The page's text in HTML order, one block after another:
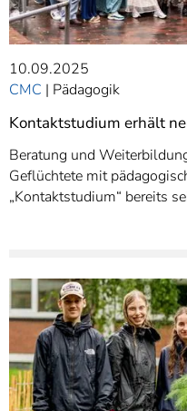
10.09.2025
CMC
Pädagogik
Kontaktstudium erhält
Beratung und
Geflüchtete mit
„Kontaktstudium“ bereits